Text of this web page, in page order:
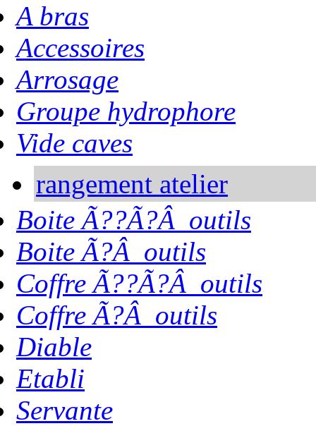
A bras
Accessoires
Arrosage
Groupe hydrophore
Vide caves
rangement atelier
Boite Ã??Ã?Â outils
Boite Ã?Â outils
Coffre Ã??Ã?Â outils
Coffre Ã?Â outils
Diable
Etabli
Servante